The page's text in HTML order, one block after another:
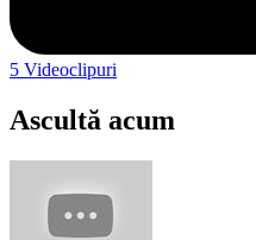
5 Videoclipuri
Ascultă acum